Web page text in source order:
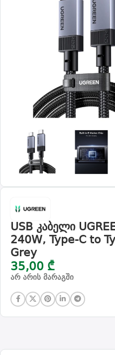
USB კაბელი
240W, Type-C to
Grey
35,00 ₾
არ არის მარაგში